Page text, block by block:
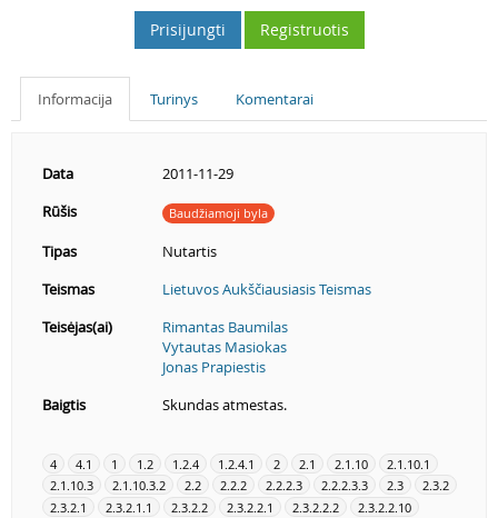
Prisijungti Registruotis
Informacija Turinys Komentarai
Data
2011-11-29
Rūšis
Baudžiamoji byla
Tipas
Nutartis
Teismas
Lietuvos Aukščiausiasis Teismas
Teisėjas(ai)
Rimantas Baumilas
Vytautas Masiokas
Jonas Prapiestis
Baigtis
Skundas atmestas.
4 4.1 1 1.2 1.2.4 1.2.4.1 2 2.1 2.1.10
2.1.10.1
2.1.10.3
2.1.10.3.2 2.2 2.2.2 2.2.2.3 2.2.2.3.3 2.3
2.3.2
2.3.2.1
2.3.2.1.1 2.3.2.2 2.3.2.2.1 2.3.2.2.2 2.3.2.2.10